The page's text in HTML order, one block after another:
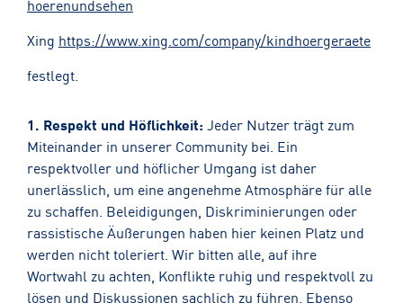
hoerenundsehen
Xing https://www.xing.com/company/kindhoergeraete
festlegt.
1. Respekt und Höflichkeit: Jeder Nutzer trägt zum
Miteinander in unserer Community bei. Ein
respektvoller und höflicher Umgang ist daher
unerlässlich, um eine angenehme Atmosphäre für alle
zu schaffen. Beleidigungen, Diskriminierungen oder
rassistische Äußerungen haben hier keinen Platz und
werden nicht toleriert. Wir bitten alle, auf ihre
Wortwahl zu achten, Konflikte ruhig und respektvoll zu
lösen und Diskussionen sachlich zu führen. Ebenso